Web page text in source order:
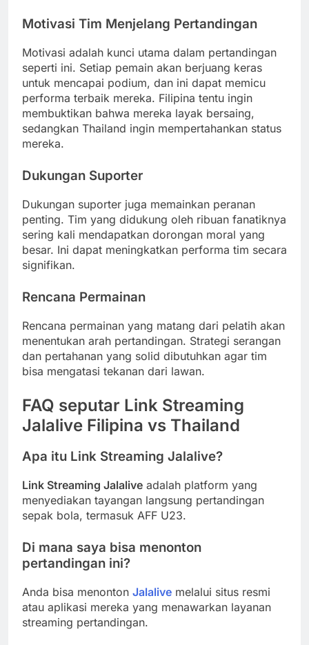
Motivasi Tim Menjelang Pertandingan
Motivasi adalah kunci utama dalam pertandingan
seperti ini. Setiap pemain akan berjuang keras
untuk mencapai podium, dan ini dapat memicu
performa terbaik mereka. Filipina tentu ingin
membuktikan bahwa mereka layak bersaing,
sedangkan Thailand ingin mempertahankan status
mereka.
Dukungan Suporter
Dukungan suporter juga memainkan peranan
penting. Tim yang didukung oleh ribuan fanatiknya
sering kali mendapatkan dorongan moral yang
besar. Ini dapat meningkatkan performa tim secara
signifikan.
Rencana Permainan
Rencana permainan yang matang dari pelatih akan
menentukan arah pertandingan. Strategi serangan
dan pertahanan yang solid dibutuhkan agar tim
bisa mengatasi tekanan dari lawan.
FAQ seputar Link Streaming
Jalalive Filipina vs Thailand
Apa itu Link Streaming Jalalive?
Link Streaming Jalalive adalah platform yang
menyediakan tayangan langsung pertandingan
sepak bola, termasuk AFF U23.
Di mana saya bisa menonton
pertandingan ini?
Anda bisa menonton Jalalive melalui situs resmi
atau aplikasi mereka yang menawarkan layanan
streaming pertandingan.